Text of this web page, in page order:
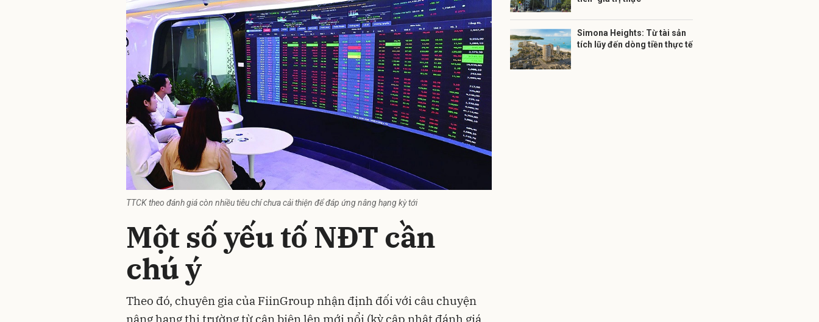
TTCK theo đánh giá còn nhiều tiêu chí chưa cải thiện để đáp ứng nâng hạng kỳ tới
Một số yếu tố NĐT cần
chú ý
Theo đó, chuyên gia của FiinGroup nhận định đối với câu chuyện
nâng hạng thị trường từ cận biên lên mới nổi (kỳ cập nhật đánh giá
Simona Heights: Từ tài sản
tích lũy đến dòng tiền thực tế